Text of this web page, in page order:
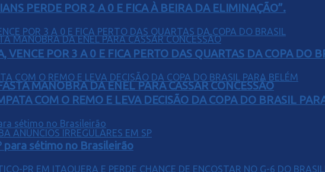
MANOBRA DA ENEL PARA CASSAR CONCESSÃO
PERDE POR 2 A 0 E FICA À BEIRA DA ELIMINAÇÃO”.
POR 3 A 0 E FICA PERTO DAS QUARTAS DA COPA DO
COM O REMO E LEVA DECISÃO DA COPA DO BRASIL
para sétimo no Brasileirão